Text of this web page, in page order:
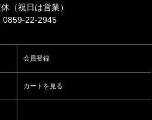
（祝日は営業）
0859-22-2945
会員登録
カートを見る